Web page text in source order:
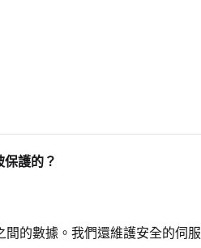
保護的？
的數據。我們還維護安全的伺